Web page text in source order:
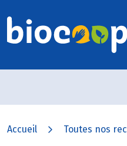
Accueil Toutes nos